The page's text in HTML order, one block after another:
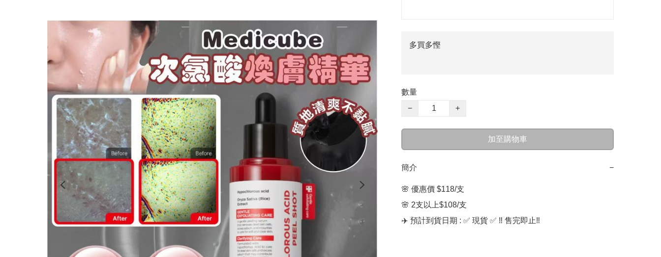
多買多慳
數量
−
+
加至購物車
簡介 −
🌸 優惠價 $118/支
🌸 2支以上$108/支
✈️ 預計到貨日期 : ✅ 現貨 ✅ ‼️ 售完即止‼️